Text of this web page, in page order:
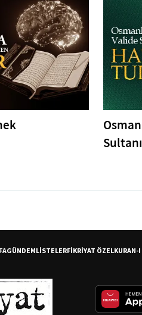
GÜNDEMLİSTELERFİKRİYAT ÖZELKURAN-I